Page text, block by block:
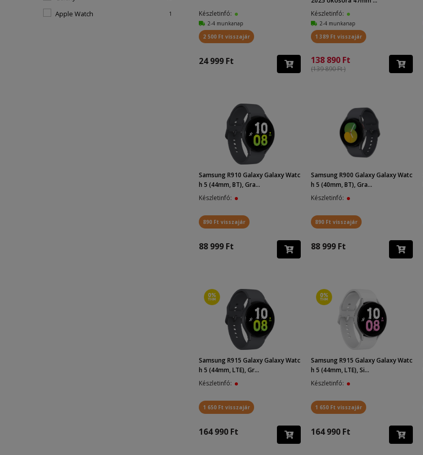
Apple Watch 1 Készletinfó:
2-4 munkanap
2 500 Ft visszajár
24 999 Ft
Készletinfó:
2-4 munkanap
1 389 Ft visszajár
138 890 Ft
(139 890 Ft )
Samsung R910 Galaxy Galaxy Watc
h 5 (44mm, BT), Gra...
Készletinfó:
890 Ft visszajár
88 999 Ft
Samsung R900 Galaxy Galaxy Watc
h 5 (40mm, BT), Gra...
Készletinfó:
890 Ft visszajár
88 999 Ft
Samsung R915 Galaxy Galaxy Watc
h 5 (44mm, LTE), Gr...
Készletinfó:
1 650 Ft visszajár
164 990 Ft
Samsung R915 Galaxy Galaxy Watc
h 5 (44mm, LTE), Si...
Készletinfó:
1 650 Ft visszajár
164 990 Ft